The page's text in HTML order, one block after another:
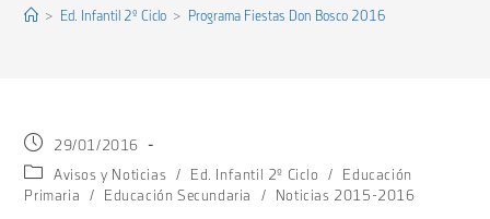
> Ed. Infantil 2º Ciclo > Programa Fiestas Don Bosco 2016
Publicación
de
la
entrada:
29/01/2016
Categoría
de
Avisos y Noticias / Ed. Infantil 2º Ciclo /
Educación
Primaria
/ Educación Secundaria / Noticias 2015-2016